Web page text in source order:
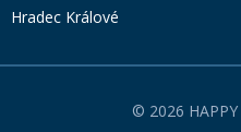
Hradec Králové
© 2026 HAPPY